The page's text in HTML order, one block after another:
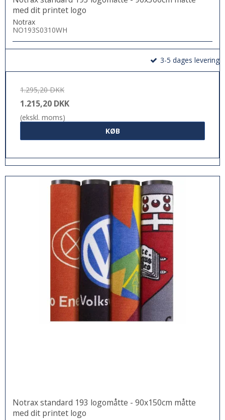
med dit printet logo
Notrax
NO193S0310WH
3-5 dages levering
1.295,20 DKK
1.215,20 DKK
(ekskl. moms)
KØB
Notrax standard 193 logomåtte - 90x150cm måtte
med dit printet logo